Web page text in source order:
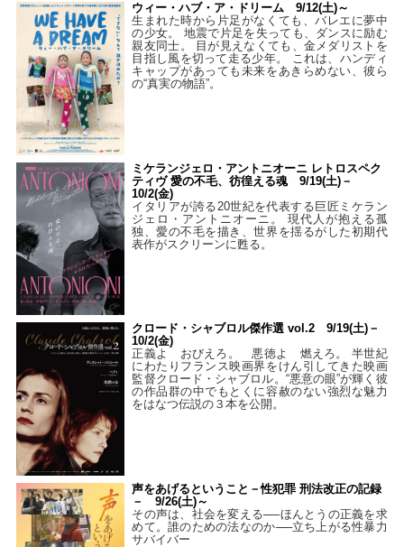
ウィー・ハブ・ア・ドリーム 9/12(土)～
生まれた時から片足がなくても、バレエに夢中
の少女。 地震で片足を失っても、ダンスに励む
親友同士。 目が見えなくても、金メダリストを
目指し風を切って走る少年。 これは、ハンディ
キャップがあっても未来をあきらめない、彼ら
の“真実の物語”。
ミケランジェロ・アントニオーニ レトロスペク
ティヴ 愛の不毛、彷徨える魂 9/19(土)－
10/2(金)
イタリアが誇る20世紀を代表する巨匠ミケラン
ジェロ・アントニオーニ。 現代人が抱える孤
独、愛の不毛を描き、世界を揺るがした初期代
表作がスクリーンに甦る。
クロード・シャブロル傑作選 vol.2 9/19(土)－
10/2(金)
正義よ おびえろ。 悪徳よ 燃えろ。 半世紀
にわたりフランス映画界をけん引してきた映画
監督クロード・シャブロル。“悪意の眼”が輝く彼
の作品群の中でもとくに容赦のない強烈な魅力
をはなつ伝説の３本を公開。
声をあげるということ－性犯罪 刑法改正の記録
－ 9/26(土)～
その声は、社会を変える──ほんとうの正義を求
めて。誰のための法なのか──立ち上がる性暴力
サバイバー